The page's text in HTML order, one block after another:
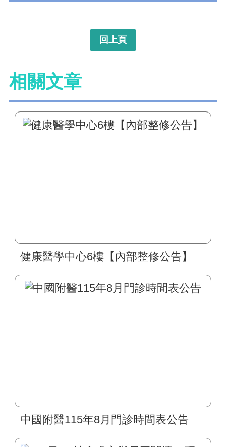
回上頁
相關文章
健康醫學中心6樓【內部整修公告】
中國附醫115年8月門診時間表公告